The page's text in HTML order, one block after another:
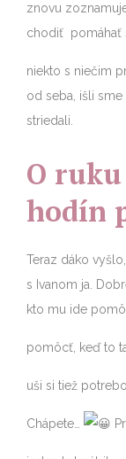
znovu
chodiť pomáhať
niekto s niečim
od seba, išli
striedali.
O
hodín
Teraz dáko
s Ivanom ja.
kto mu ide
pomôcť, keď to
uši si tiež
Chápete…